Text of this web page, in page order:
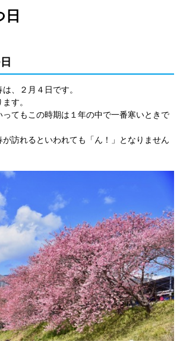
、２月４日です。
す。
ってもこの時期は１年の中で一番寒いときで
訪れるといわれても「ん！」となりません